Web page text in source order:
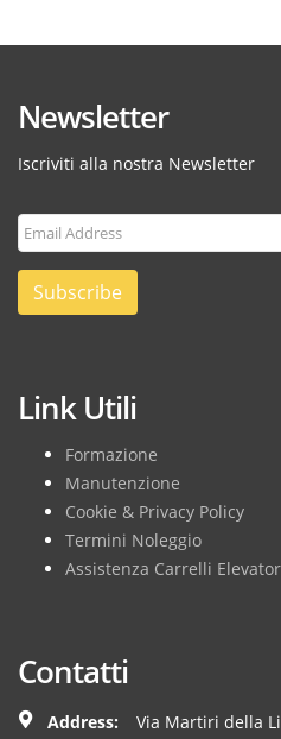
Newsletter
Iscriviti alla nostra Newsletter
Subscribe
Link Utili
Formazione
Manutenzione
Cookie & Privacy Policy
Termini Noleggio
Assistenza Carrelli
Contatti
Address:
Via Martiri della